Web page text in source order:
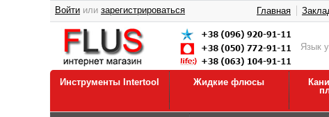
Язык
Войти или зарегистрироваться Главная
Инструменты Intertool Жидкие флюсы